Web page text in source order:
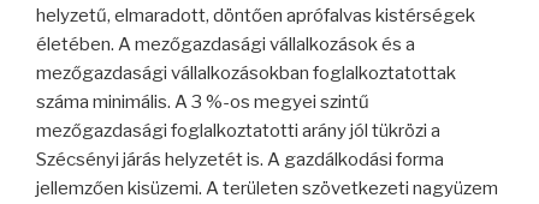
helyzetű, elmaradott, döntően aprófalvas kistérségek
életében. A mezőgazdasági vállalkozások és a
mezőgazdasági vállalkozásokban foglalkoztatottak
száma minimális. A 3 %-os megyei szintű
mezőgazdasági foglalkoztatotti arány jól tükrözi a
Szécsényi járás helyzetét is. A gazdálkodási forma
jellemzően kisüzemi. A területen szövetkezeti nagyüzem